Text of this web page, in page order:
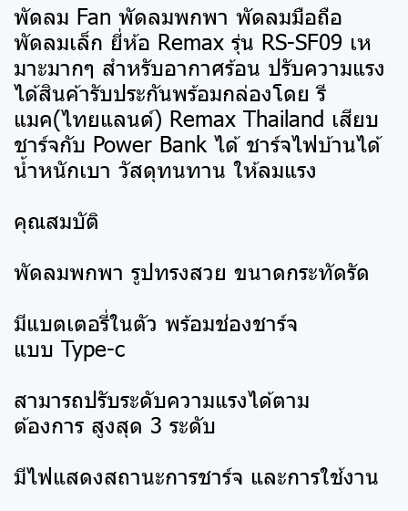
พัดลม Fan พัดลมพกพา พัดลมมือถือ
พัดลมเล็ก ยี่ห้อ Remax รุ่น RS-SF09 เห
มาะมากๆ สำหรับอากาศร้อน ปรับความแรง
ได้สินค้ารับประกันพร้อมกล่องโดย รี
แมค(ไทยแลนด์) Remax Thailand เสียบ
ชาร์จกับ Power Bank ได้ ชาร์จไฟบ้านได้
น้ำหนักเบา วัสดุทนทาน ให้ลมแรง
คุณสมบัติ
พัดลมพกพา รูปทรงสวย ขนาดกระทัดรัด
มีแบตเตอรี่ในตัว พร้อมช่องชาร์จ
แบบ Type-c
สามารถปรับระดับความแรงได้ตาม
ต้องการ สูงสุด 3 ระดับ
มีไฟแสดงสถานะการชาร์จ และการใช้งาน